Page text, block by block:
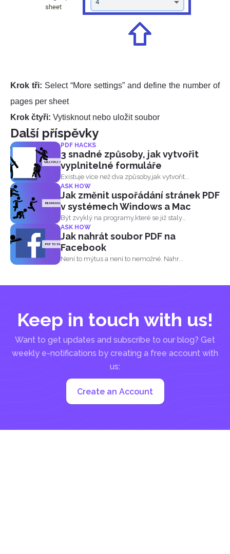
Krok tři: Select “More settings” and define the number of
pages per sheet
Krok čtyři: Vytisknout nebo uložit soubor
Další příspěvky
PDF HACKS
3 snadné způsoby, jak vytvořit
vyplnitelné formuláře
Existuje více než dva způsoby,jak vytvořit...
ASK HOW
Jak změnit uspořádání stránek PDF
v systémech Windows a Mac
Být zvyklý na programy,které se již staly
standardem...
ASK HOW
Jak nahrát soubor PDF na
Facebook
Není to mýtus a není to nemožné. Nahr...
Keep in touch with us!
Want to get updates and subscribe to our blog? Get
weekly e-notifications by creating a free account with
us:
Create an Account